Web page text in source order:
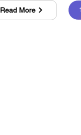
Read More